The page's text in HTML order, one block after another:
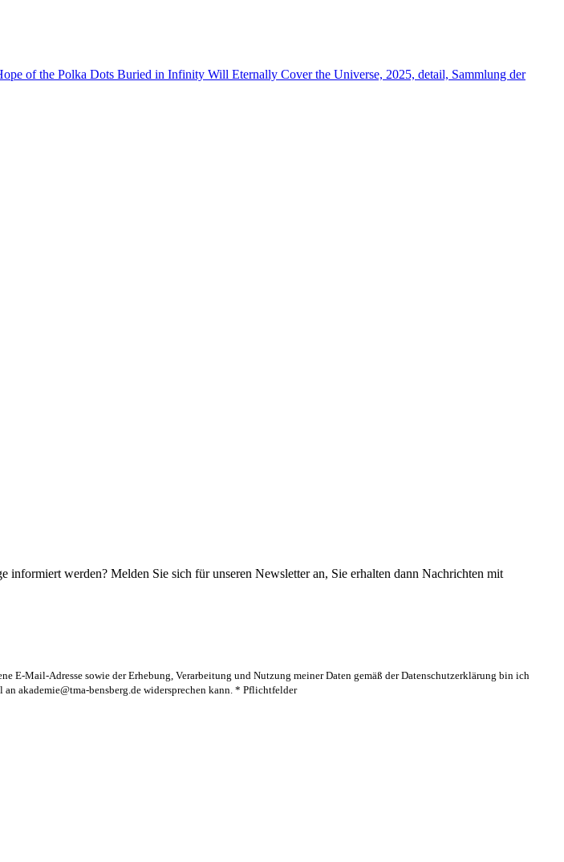
werden? Melden Sie sich für unseren Newsletter an, Sie erhalten dann Nachrichten mit
Mail-Adresse sowie der Erhebung, Verarbeitung und Nutzung meiner Daten gemäß der Datenschutzerklärung bin ich
an akademie@tma-bensberg.de widersprechen kann. * Pflichtfelder